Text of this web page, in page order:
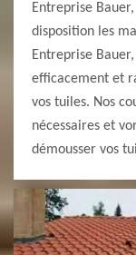
Entreprise
disposition les
Entreprise
efficacement et
vos tuiles. Nos
nécessaires et
démousser vos